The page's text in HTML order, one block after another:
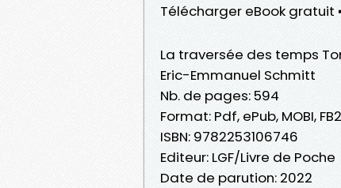
Télécharger eBook gratuit
La traversée des temps
Eric-Emmanuel Schmitt
Nb. de pages: 594
Format: Pdf, ePub, MOBI, FB2
ISBN: 9782253106746
Editeur: LGF/Livre de Poche
Date de parution: 2022